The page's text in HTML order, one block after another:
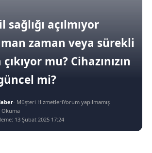
sağlığı açılmıyor
zaman veya sürekli
çıkıyor mu? Cihazınızın
mi?
13 Şubat 2025 17:24
- Müşteri HizmetleriYorum yapılmamış